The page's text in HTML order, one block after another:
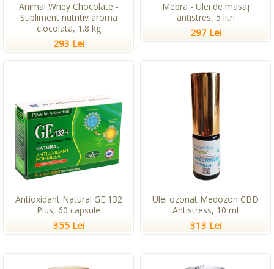
Animal Whey Chocolate -
Supliment nutritiv aroma
ciocolata, 1.8 kg
293 Lei
Mebra - Ulei de masaj
antistres, 5 litri
297 Lei
Antioxidant Natural GE 132
Plus, 60 capsule
355 Lei
Ulei ozonat Medozon CBD
Antistress, 10 ml
313 Lei